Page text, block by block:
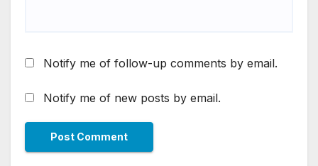
Notify me of follow-up comments by email.
Notify me of new posts by email.